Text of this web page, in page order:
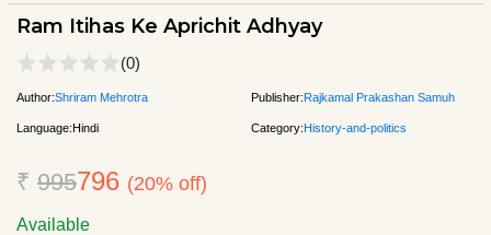
Ram Itihas Ke Aprichit Adhyay
(0)
Author:Shriram Mehrotra Publisher:Rajkamal Prakashan Samuh
Language:Hindi Category:History-and-politics
₹ 995796 (20% off)
Available